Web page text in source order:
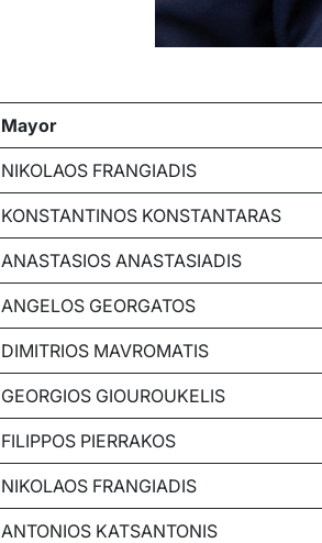
Mayor
NIKOLAOS FRANGIADIS
KONSTANTINOS KONSTANTARAS
ANASTASIOS ANASTASIADIS
ANGELOS GEORGATOS
DIMITRIOS MAVROMATIS
GEORGIOS GIOUROUKELIS
FILIPPOS PIERRAKOS
NIKOLAOS FRANGIADIS
ANTONIOS KATSANTONIS